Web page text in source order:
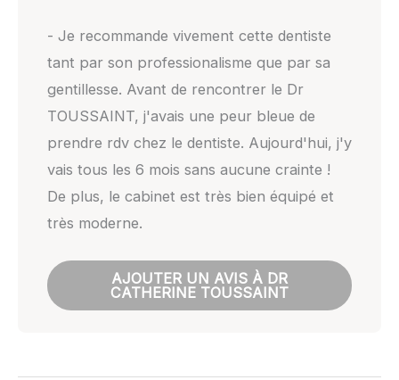
- Je recommande vivement cette dentiste
tant par son professionalisme que par sa
gentillesse. Avant de rencontrer le Dr
TOUSSAINT, j'avais une peur bleue de
prendre rdv chez le dentiste. Aujourd'hui, j'y
vais tous les 6 mois sans aucune crainte !
De plus, le cabinet est très bien équipé et
très moderne.
AJOUTER UN AVIS À DR
CATHERINE TOUSSAINT